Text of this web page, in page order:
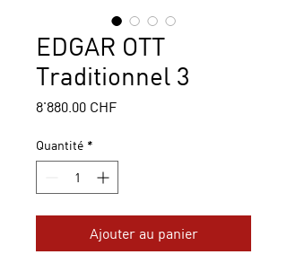
EDGAR OTT
Traditionnel 3
8'880.00 CHFPrix
Quantité *
Ajouter au panier